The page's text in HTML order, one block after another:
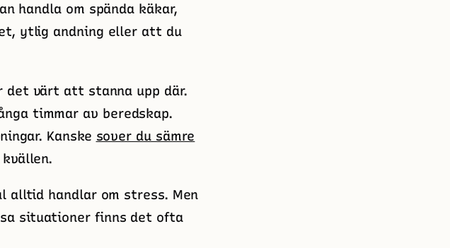
handla om spända käkar,
ytlig andning eller att du
det värt att stanna upp där.
timmar av beredskap.
Kanske sover du sämre
alltid handlar om stress. Men
situationer finns det ofta